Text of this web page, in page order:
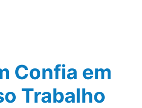
Confia em
Trabalho